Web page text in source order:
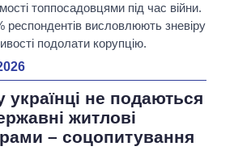
топпосадовцями під час війни.
респондентів висловлюють зневіру
подолати корупцію.
українці не подаються
житлові
– соцопитування